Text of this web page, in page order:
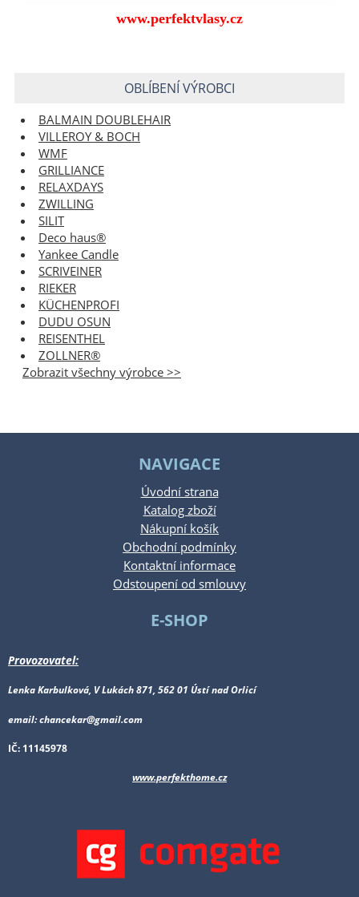
www.perfektvlasy.cz
OBLÍBENÍ VÝROBCI
BALMAIN DOUBLEHAIR
VILLEROY & BOCH
WMF
GRILLIANCE
RELAXDAYS
ZWILLING
SILIT
Deco haus®
Yankee Candle
SCRIVEINER
RIEKER
KÜCHENPROFI
DUDU OSUN
REISENTHEL
ZOLLNER®
Zobrazit všechny výrobce >>
NAVIGACE
Úvodní strana
Katalog zboží
Nákupní košík
Obchodní podmínky
Kontaktní informace
Odstoupení od smlouvy
E-SHOP
Provozovatel:
Lenka Karbulková, V Lukách 871, 562 01 Ústí nad Orlicí
email: chancekar@gmail.com
IČ: 11145978
www.perfekthome.cz